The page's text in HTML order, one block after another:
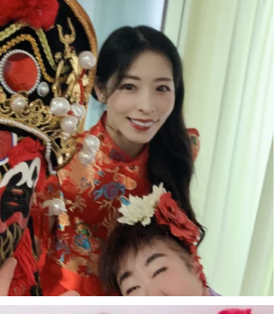
更新しました
9sHKhUQBmUE @YouTube
お疲れ様を言い合う
ル登録おねがいします
ピア別子
財
ット